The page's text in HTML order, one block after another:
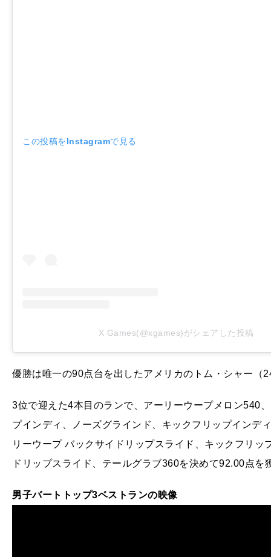
この投稿をInstagramで見る
X Games(@xgames)がシェアした投稿
優勝は唯一の90点台を出したアメリカのトム・シャー（
3位で迎えた4本目のランで、アーリーウープメロン540
プインディ、ノーズグラインド、キックフリップインデ
リーウープ バックサイドリップスライド、キックフリ
ドリップスライド、テールグラブ360を決めて92.00点を
男子バートトップ3ベストランの映像